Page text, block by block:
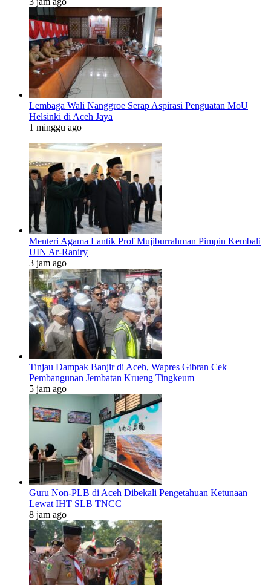
Lembaga Wali Nanggroe Serap Aspirasi Penguatan MoU
Helsinki di Aceh Jaya
1 minggu ago
Menteri Agama Lantik Prof Mujiburrahman Pimpin Kembali
UIN Ar-Raniry
3 jam ago
Tinjau Dampak Banjir di Aceh, Wapres Gibran Cek
Pembangunan Jembatan Krueng Tingkeum
5 jam ago
Guru Non-PLB di Aceh Dibekali Pengetahuan Ketunaan
Lewat IHT SLB TNCC
8 jam ago